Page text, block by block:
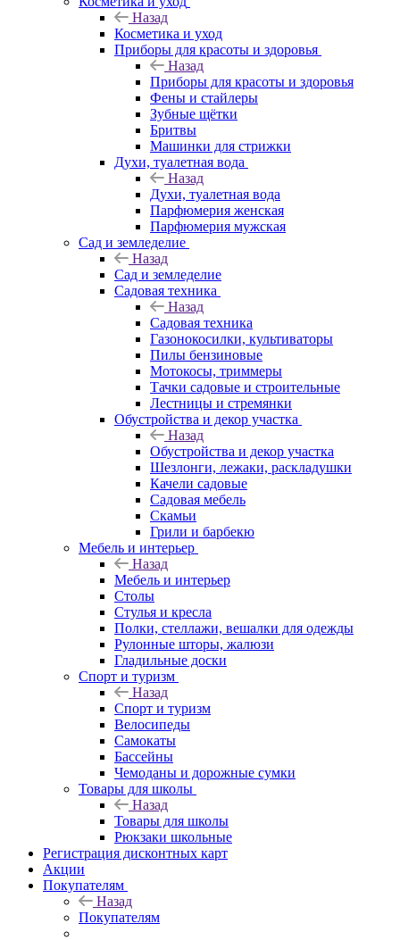
Назад
Косметика и уход
Приборы для красоты и здоровья
Назад
Приборы для красоты и здоровья
Фены и стайлеры
Зубные щётки
Бритвы
Машинки для стрижки
Духи, туалетная вода
Назад
Духи, туалетная вода
Парфюмерия женская
Парфюмерия мужская
Сад и земледелие
Назад
Сад и земледелие
Садовая техника
Назад
Садовая техника
Газонокосилки, культиваторы
Пилы бензиновые
Мотокосы, триммеры
Тачки садовые и строительные
Лестницы и стремянки
Обустройства и декор участка
Назад
Обустройства и декор участка
Шезлонги, лежаки, раскладушки
Качели садовые
Садовая мебель
Скамьи
Грили и барбекю
Мебель и интерьер
Назад
Мебель и интерьер
Столы
Стулья и кресла
Полки, стеллажи, вешалки для одежды
Рулонные шторы, жалюзи
Гладильные доски
Спорт и туризм
Назад
Спорт и туризм
Велосипеды
Самокаты
Бассейны
Чемоданы и дорожные сумки
Товары для школы
Назад
Товары для школы
Рюкзаки школьные
Регистрация дисконтных карт
Акции
Покупателям
Назад
Покупателям